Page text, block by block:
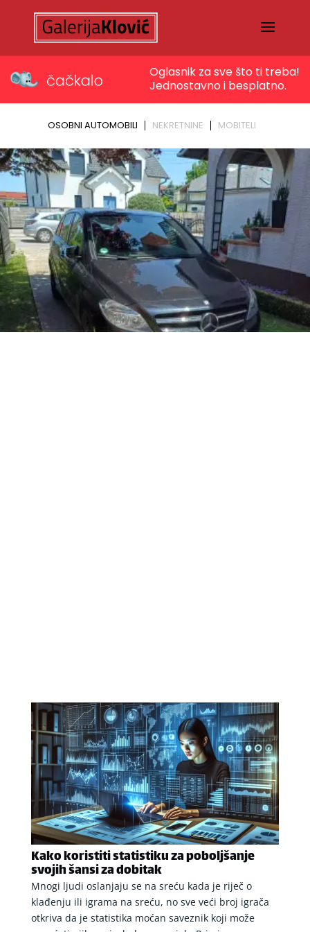
Kako koristiti statistiku za poboljšanje
svojih šansi za dobitak
Mnogi ljudi oslanjaju se na sreću kada je riječ o
klađenju ili igrama na sreću, no sve veći broj igrača
otkriva da je statistika moćan saveznik koji može